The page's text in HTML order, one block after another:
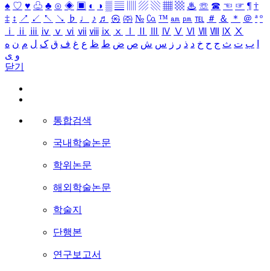
♠ ♡ ♥ ♧ ♣ ⊙ ◈ ▣ ◐ ◑ ▒ ▤ ▨ ▧ ▦ ▩ ♨ ☏ ☎ ☜ ☞ ¶ †
‡ ↕ ↗ ↙ ↖ ↘ ♭ ♩ ♪ ♬ ㉿ ㈜ № ㏇ ™ ㏂ ㏘ ℡ ＃ ＆ ＊ ＠ ª º
ⅰ
ⅱ ⅲ ⅳ ⅴ ⅵ ⅶ ⅷ ⅸ ⅹ Ⅳ Ⅴ Ⅵ Ⅶ Ⅷ Ⅸ Ⅹ
ب ت ث ج ح خ د ذ ر ز س ش ص ض ط ظ ع غ ف ق ک ل م ن ه
و ی
닫기
통합검색
국내학술논문
학위논문
해외학술논문
학술지
단행본
연구보고서